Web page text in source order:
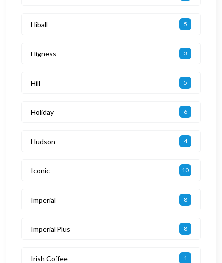
Hiball 5
Higness 3
Hill 5
Holiday 6
Hudson 4
Iconic 10
Imperial 8
Imperial Plus 8
Irish Coffee 1